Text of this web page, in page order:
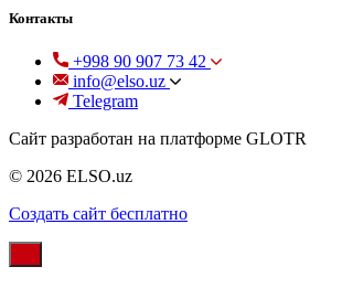
Контакты
+998 90 907 73 42
info@elso.uz
Telegram
Сайт разработан на платформе GLOTR
© 2026 ELSO.uz
Создать cайт бесплатно